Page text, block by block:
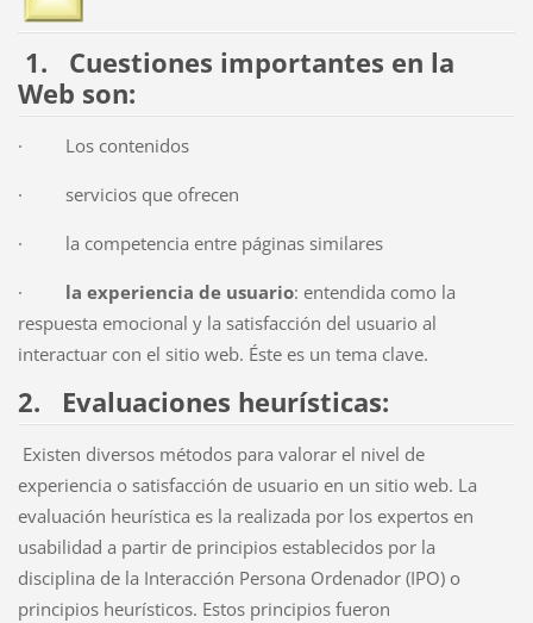
1.
Cuestiones importantes en la
Web son:
· Los contenidos
· servicios que ofrecen
· la competencia entre páginas similares
· la experiencia de usuario: entendida como la
respuesta emocional y la satisfacción del usuario al
interactuar con el sitio web. Éste es un tema clave.
2. Evaluaciones heurísticas:
Existen diversos métodos para valorar el nivel de
experiencia o satisfacción de usuario en un sitio web. La
evaluación heurística es la realizada por los expertos en
usabilidad a partir de principios establecidos por la
disciplina de la Interacción Persona Ordenador (IPO) o
principios heurísticos. Estos principios fueron